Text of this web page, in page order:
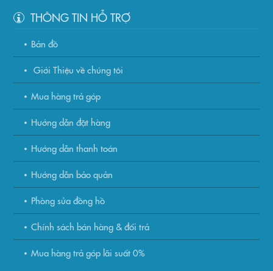
THÔNG TIN HỖ TRỢ
Bản đồ
Giới Thiệu về chúng tôi
Mua hàng trả góp
Hướng dẫn đặt hàng
Hướng dẫn thanh toán
Hướng dẫn bảo quản
Phòng sửa đồng hồ
Chính sách bán hàng & đổi trả
Mua hàng trả góp lãi suất 0%